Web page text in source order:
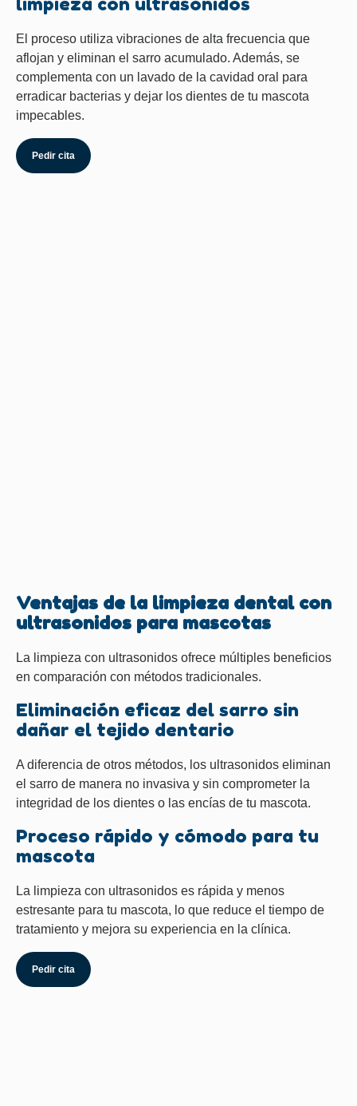
El proceso utiliza vibraciones de alta frecuencia que
aflojan y eliminan el sarro acumulado. Además, se
complementa con un lavado de la cavidad oral para
erradicar bacterias y dejar los dientes de tu mascota
impecables.
Pedir cita
Ventajas de la limpieza dental con
ultrasonidos para mascotas
La limpieza con ultrasonidos ofrece múltiples beneficios
en comparación con métodos tradicionales.
Eliminación eficaz del sarro sin
dañar el tejido dentario
A diferencia de otros métodos, los ultrasonidos eliminan
el sarro de manera no invasiva y sin comprometer la
integridad de los dientes o las encías de tu mascota.
Proceso rápido y cómodo para tu
mascota
La limpieza con ultrasonidos es rápida y menos
estresante para tu mascota, lo que reduce el tiempo de
tratamiento y mejora su experiencia en la clínica.
Pedir cita